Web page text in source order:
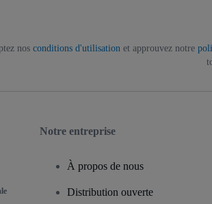
nos conditions d'utilisation et approuvez notre
Notre entreprise
À propos de nous
Distribution ouverte